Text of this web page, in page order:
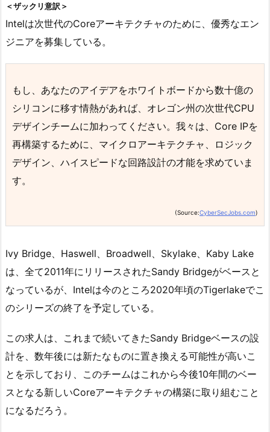
＜ザックリ意訳＞
Intelは次世代のCoreアーキテクチャのために、優秀なエン
ジニアを募集している。
もし、あなたのアイデアをホワイトボードから数十億の
シリコンに移す情熱があれば、オレゴン州の次世代CPU
デザインチームに加わってください。我々は、Core IPを
再構築するために、マイクロアーキテクチャ、ロジック
デザイン、ハイスピードな回路設計の才能を求めていま
す。
(Source:CyberSecJobs.com)
Ivy Bridge、Haswell、Broadwell、Skylake、Kaby Lake
は、全て2011年にリリースされたSandy Bridgeがベースと
なっているが、Intelは今のところ2020年頃のTigerlakeでこ
のシリーズの終了を予定している。
この求人は、これまで続いてきたSandy Bridgeベースの設
計を、数年後には新たなものに置き換える可能性が高いこ
とを示しており、このチームはこれから今後10年間のベー
スとなる新しいCoreアーキテクチャの構築に取り組むこと
になるだろう。